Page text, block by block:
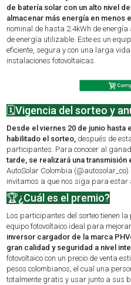
de batería solar con un alto nivel
almacenar más energía en menos
nominal de hasta 2.4kWh de
de energía utilizable. Este es un
eficiente, segura y con una larga
instalaciones fotovoltaicas.
🗓️Vigencia del sorteo y
Desde el viernes 20 de junio hasta
habilitado el sorteo, después de
participantes. Para conocer al
tarde, se realizará una transmisión
AutoSolar Colombia
invitamos a que nos siga para estar
🏆¿Cuál es el premio?
Los participantes del sorteo tienen
equipo fotovoltaico ideal para
inversor cargador de la marca
gran calidad y seguridad a nivel
fotovoltaico con un precio de venta
pesos colombianos, el cual una
totalmente gratis y usar junto a sus